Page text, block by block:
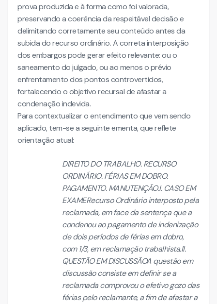
prova produzida e à forma como foi valorada,
preservando a coerência da respeitável decisão e
delimitando corretamente seu conteúdo antes da
subida do recurso ordinário. A correta interposição
dos embargos pode gerar efeito relevante: ou o
saneamento do julgado, ou ao menos o prévio
enfrentamento dos pontos controvertidos,
fortalecendo o objetivo recursal de afastar a
condenação indevida.
Para contextualizar o entendimento que vem sendo
aplicado, tem-se a seguinte ementa, que reflete
orientação atual:
DIREITO DO TRABALHO. RECURSO
ORDINÁRIO. FÉRIAS EM DOBRO.
PAGAMENTO. MANUTENÇÃO.I. CASO EM
EXAMERecurso Ordinário interposto pela
reclamada, em face da sentença que a
condenou ao pagamento de indenização
de dois períodos de férias em dobro,
com 1/3, em reclamação trabalhista.II.
QUESTÃO EM DISCUSSÃOA questão em
discussão consiste em definir se a
reclamada comprovou o efetivo gozo das
férias pelo reclamante, a fim de afastar a